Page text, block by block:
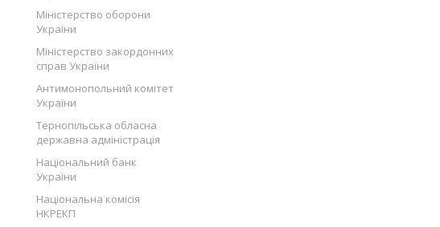
Міністерство оборони
України
Міністерство закордонних
справ України
Антимонопольний комітет
України
Тернопільська обласна
державна адміністрація
Національний банк
України
Національна комісія
НКРЕКП